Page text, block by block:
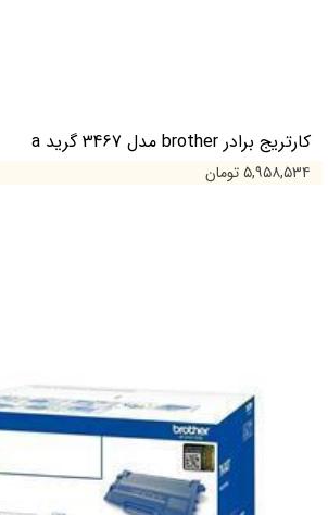
کارتریج برادر brother مدل 3467 گرید a
۵,۹۵۸,۵۳۴ تومان